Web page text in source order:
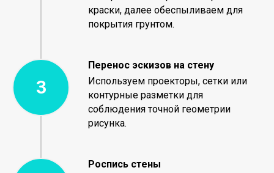
краски, далее обеспыливаем для
покрытия грунтом.
Перенос эскизов на стену
Используем проекторы, сетки или
контурные разметки для
соблюдения точной геометрии
рисунка.
Роспись стены